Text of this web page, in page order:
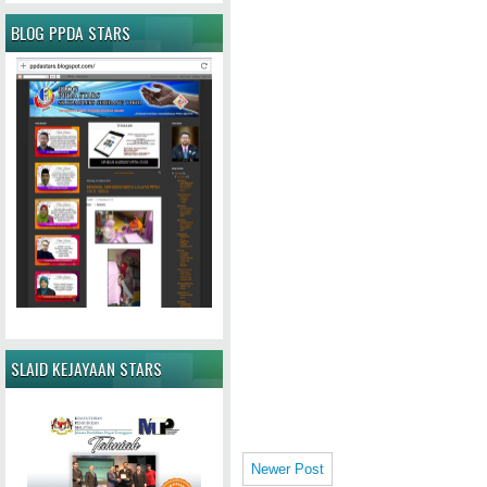
Newer Post
BLOG PPDA STARS
SLAID KEJAYAAN STARS